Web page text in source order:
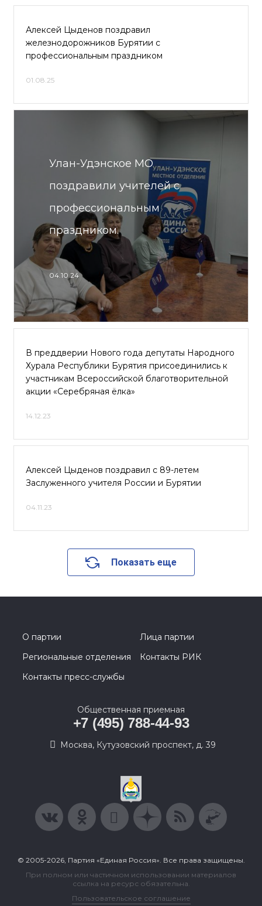
Алексей Цыденов поздравил
железнодорожников Бурятии с
профессиональным праздником
01.08.25
Улан-Удэнское МО
поздравили учителей с
профессиональным
праздником.
04.10.24
В преддверии Нового года депутаты Народного
Хурала Республики Бурятия присоединились к
участникам Всероссийской благотворительной
акции «Серебряная ёлка»
14.12.23
Алексей Цыденов поздравил с 89-летем
Заслуженного учителя России и Бурятии
04.11.23
Показать еще
О партии
Лица партии
Региональные отделения
Контакты РИК
Контакты пресс-службы
Общественная приемная
+7 (495) 788-44-93
Москва, Кутузовский проспект, д. 39
© 2005-2026, Партия «Единая Россия». Все права защищены.
При полном или частичном использовании материалов
ссылка на ресурс обязательна.
Пользовательское соглашение